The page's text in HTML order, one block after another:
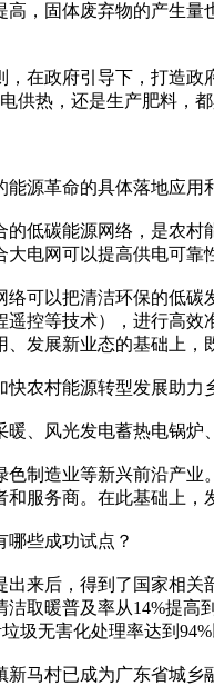
，固体废弃物的产生
在政府引导下，打造
供热，还是生产肥料，
源革命的具体落地应用
低碳能源网络，是农
电网可以提高供电可
可以把清洁环保的低
遥控等技术），进行高
发展新业态的基础上，
农村能源转型发展助
、风光发电蓄热电锅
色制造业等新兴前沿产
服务商。在此基础上
哪些成功试点？
来后，得到了国家相
取暖普及率从14%提高
圾无害化处理率达到
马村已成为广东省城